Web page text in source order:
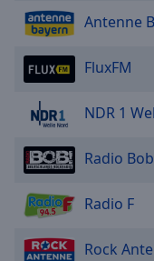
Antenne
FluxFM
NDR 1
Radio
Radio F
Rock